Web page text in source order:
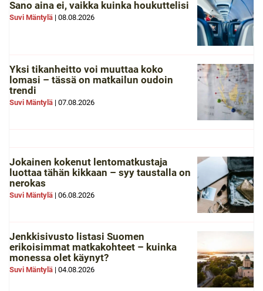
Sano aina ei, vaikka kuinka houkuttelisi
Suvi Mäntylä | 08.08.2026
Yksi tikanheitto voi muuttaa koko
lomasi – tässä on matkailun oudoin
trendi
Suvi Mäntylä | 07.08.2026
Jokainen kokenut lentomatkustaja
luottaa tähän kikkaan – syy taustalla on
nerokas
Suvi Mäntylä | 06.08.2026
Jenkkisivusto listasi Suomen
erikoisimmat matkakohteet – kuinka
monessa olet käynyt?
Suvi Mäntylä | 04.08.2026